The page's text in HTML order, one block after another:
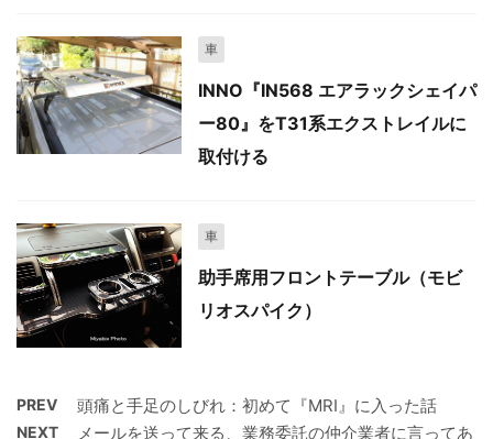
車
INNO『IN568 エアラックシェイパ
ー80』をT31系エクストレイルに
取付ける
車
助手席用フロントテーブル（モビ
リオスパイク）
PREV 頭痛と手足のしびれ：初めて『MRI』に入った話
NEXT
メールを送って来る、業務委託の仲介業者に言ってあ